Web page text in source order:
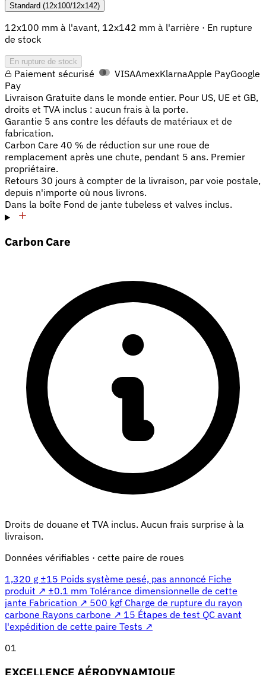
Standard (12x100/12x142)
12x100 mm à l'avant, 12x142 mm à l'arrière · En rupture
de stock
En rupture de stock
Paiement sécurisé VISAAmexKlarnaApple PayGoogle
Pay
Livraison Gratuite dans le monde entier. Pour US, UE et GB,
droits et TVA inclus : aucun frais à la porte.
Garantie 5 ans contre les défauts de matériaux et de
fabrication.
Carbon Care 40 % de réduction sur une roue de
remplacement après une chute, pendant 5 ans. Premier
propriétaire.
Retours 30 jours à compter de la livraison, par voie postale,
depuis n'importe où nous livrons.
Dans la boîte Fond de jante tubeless et valves inclus.
Carbon Care
Droits de douane et TVA inclus. Aucun frais surprise à la
livraison.
Données vérifiables · cette paire de roues
1,320 g ±15 Poids système pesé, pas annoncé Fiche
produit ↗ ±0.1 mm Tolérance dimensionnelle de cette
jante Fabrication ↗ 500 kgf Charge de rupture du rayon
carbone Rayons carbone ↗ 15 Étapes de test QC avant
l'expédition de cette paire Tests ↗
01
EXCELLENCE AÉRODYNAMIQUE